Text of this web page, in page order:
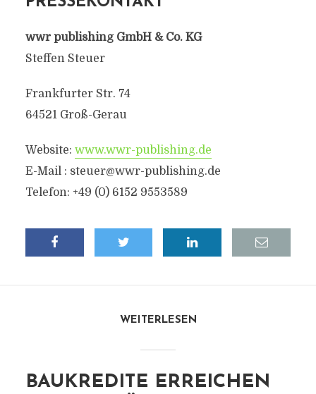
wwr publishing GmbH & Co. KG
Steffen Steuer
Frankfurter Str. 74
64521 Groß-Gerau
Website: www.wwr-publishing.de
E-Mail : steuer@wwr-publishing.de
Telefon: +49 (0) 6152 9553589
WEITERLESEN
BAUKREDITE ERREICHEN